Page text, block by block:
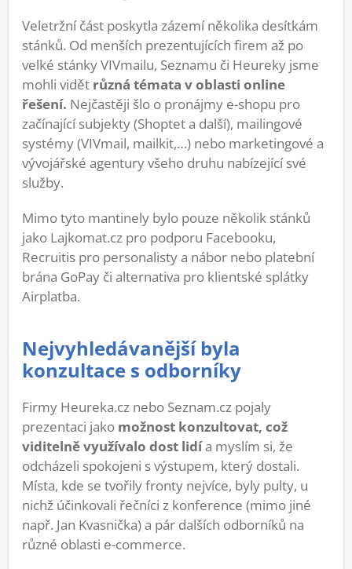
Veletržní část poskytla zázemí několika desítkám
stánků. Od menších prezentujících firem až po
velké stánky VIVmailu, Seznamu či Heureky jsme
mohli vidět různá témata v oblasti online
řešení. Nejčastěji šlo o pronájmy e-shopu pro
začínající subjekty (Shoptet a další), mailingové
systémy (VIVmail, mailkit,…) nebo marketingové a
vývojářské agentury všeho druhu nabízející své
služby.
Mimo tyto mantinely bylo pouze několik stánků
jako Lajkomat.cz pro podporu Facebooku,
Recruitis pro personalisty a nábor nebo platební
brána GoPay či alternativa pro klientské splátky
Airplatba.
Nejvyhledávanější byla
konzultace s odborníky
Firmy Heureka.cz nebo Seznam.cz pojaly
prezentaci jako možnost konzultovat, což
viditelně využívalo dost lidía myslím si, že
odcházeli spokojeni s výstupem, který dostali.
Místa, kde se tvořily fronty nejvíce, byly pulty, u
nichž účinkovali řečníci z konference (mimo jiné
např. Jan Kvasnička) a pár dalších odborníků na
různé oblasti e-commerce.